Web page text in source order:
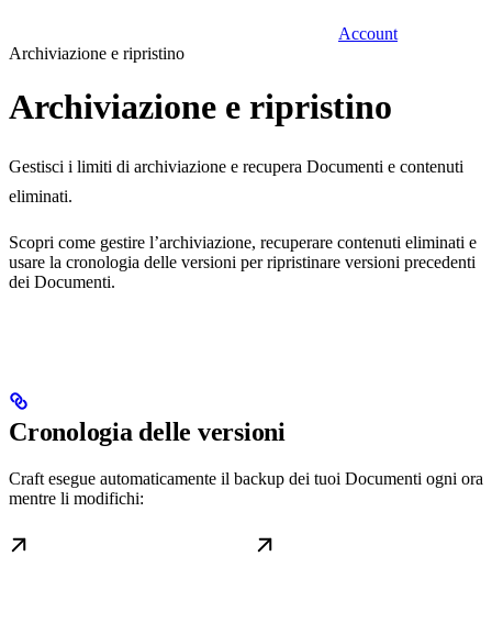
Account
Archiviazione e ripristino
Archiviazione e ripristino
Gestisci i limiti di archiviazione e recupera Documenti e contenuti
eliminati.
Scopri come gestire l’archiviazione, recuperare contenuti eliminati e
usare la cronologia delle versioni per ripristinare versioni precedenti
dei Documenti.
Cronologia delle versioni
Craft esegue automaticamente il backup dei tuoi Documenti ogni ora
mentre li modifichi: